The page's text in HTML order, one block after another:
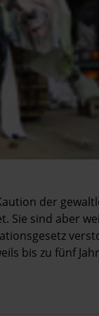
der
Sie sind aber
bis zu fünf